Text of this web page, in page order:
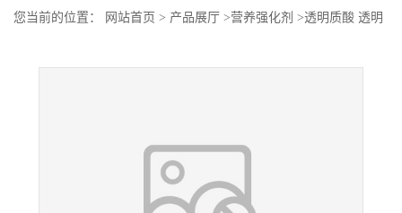
您当前的位置： 网站首页 > 产品展厅 >营养强化剂 >透明质酸 透明